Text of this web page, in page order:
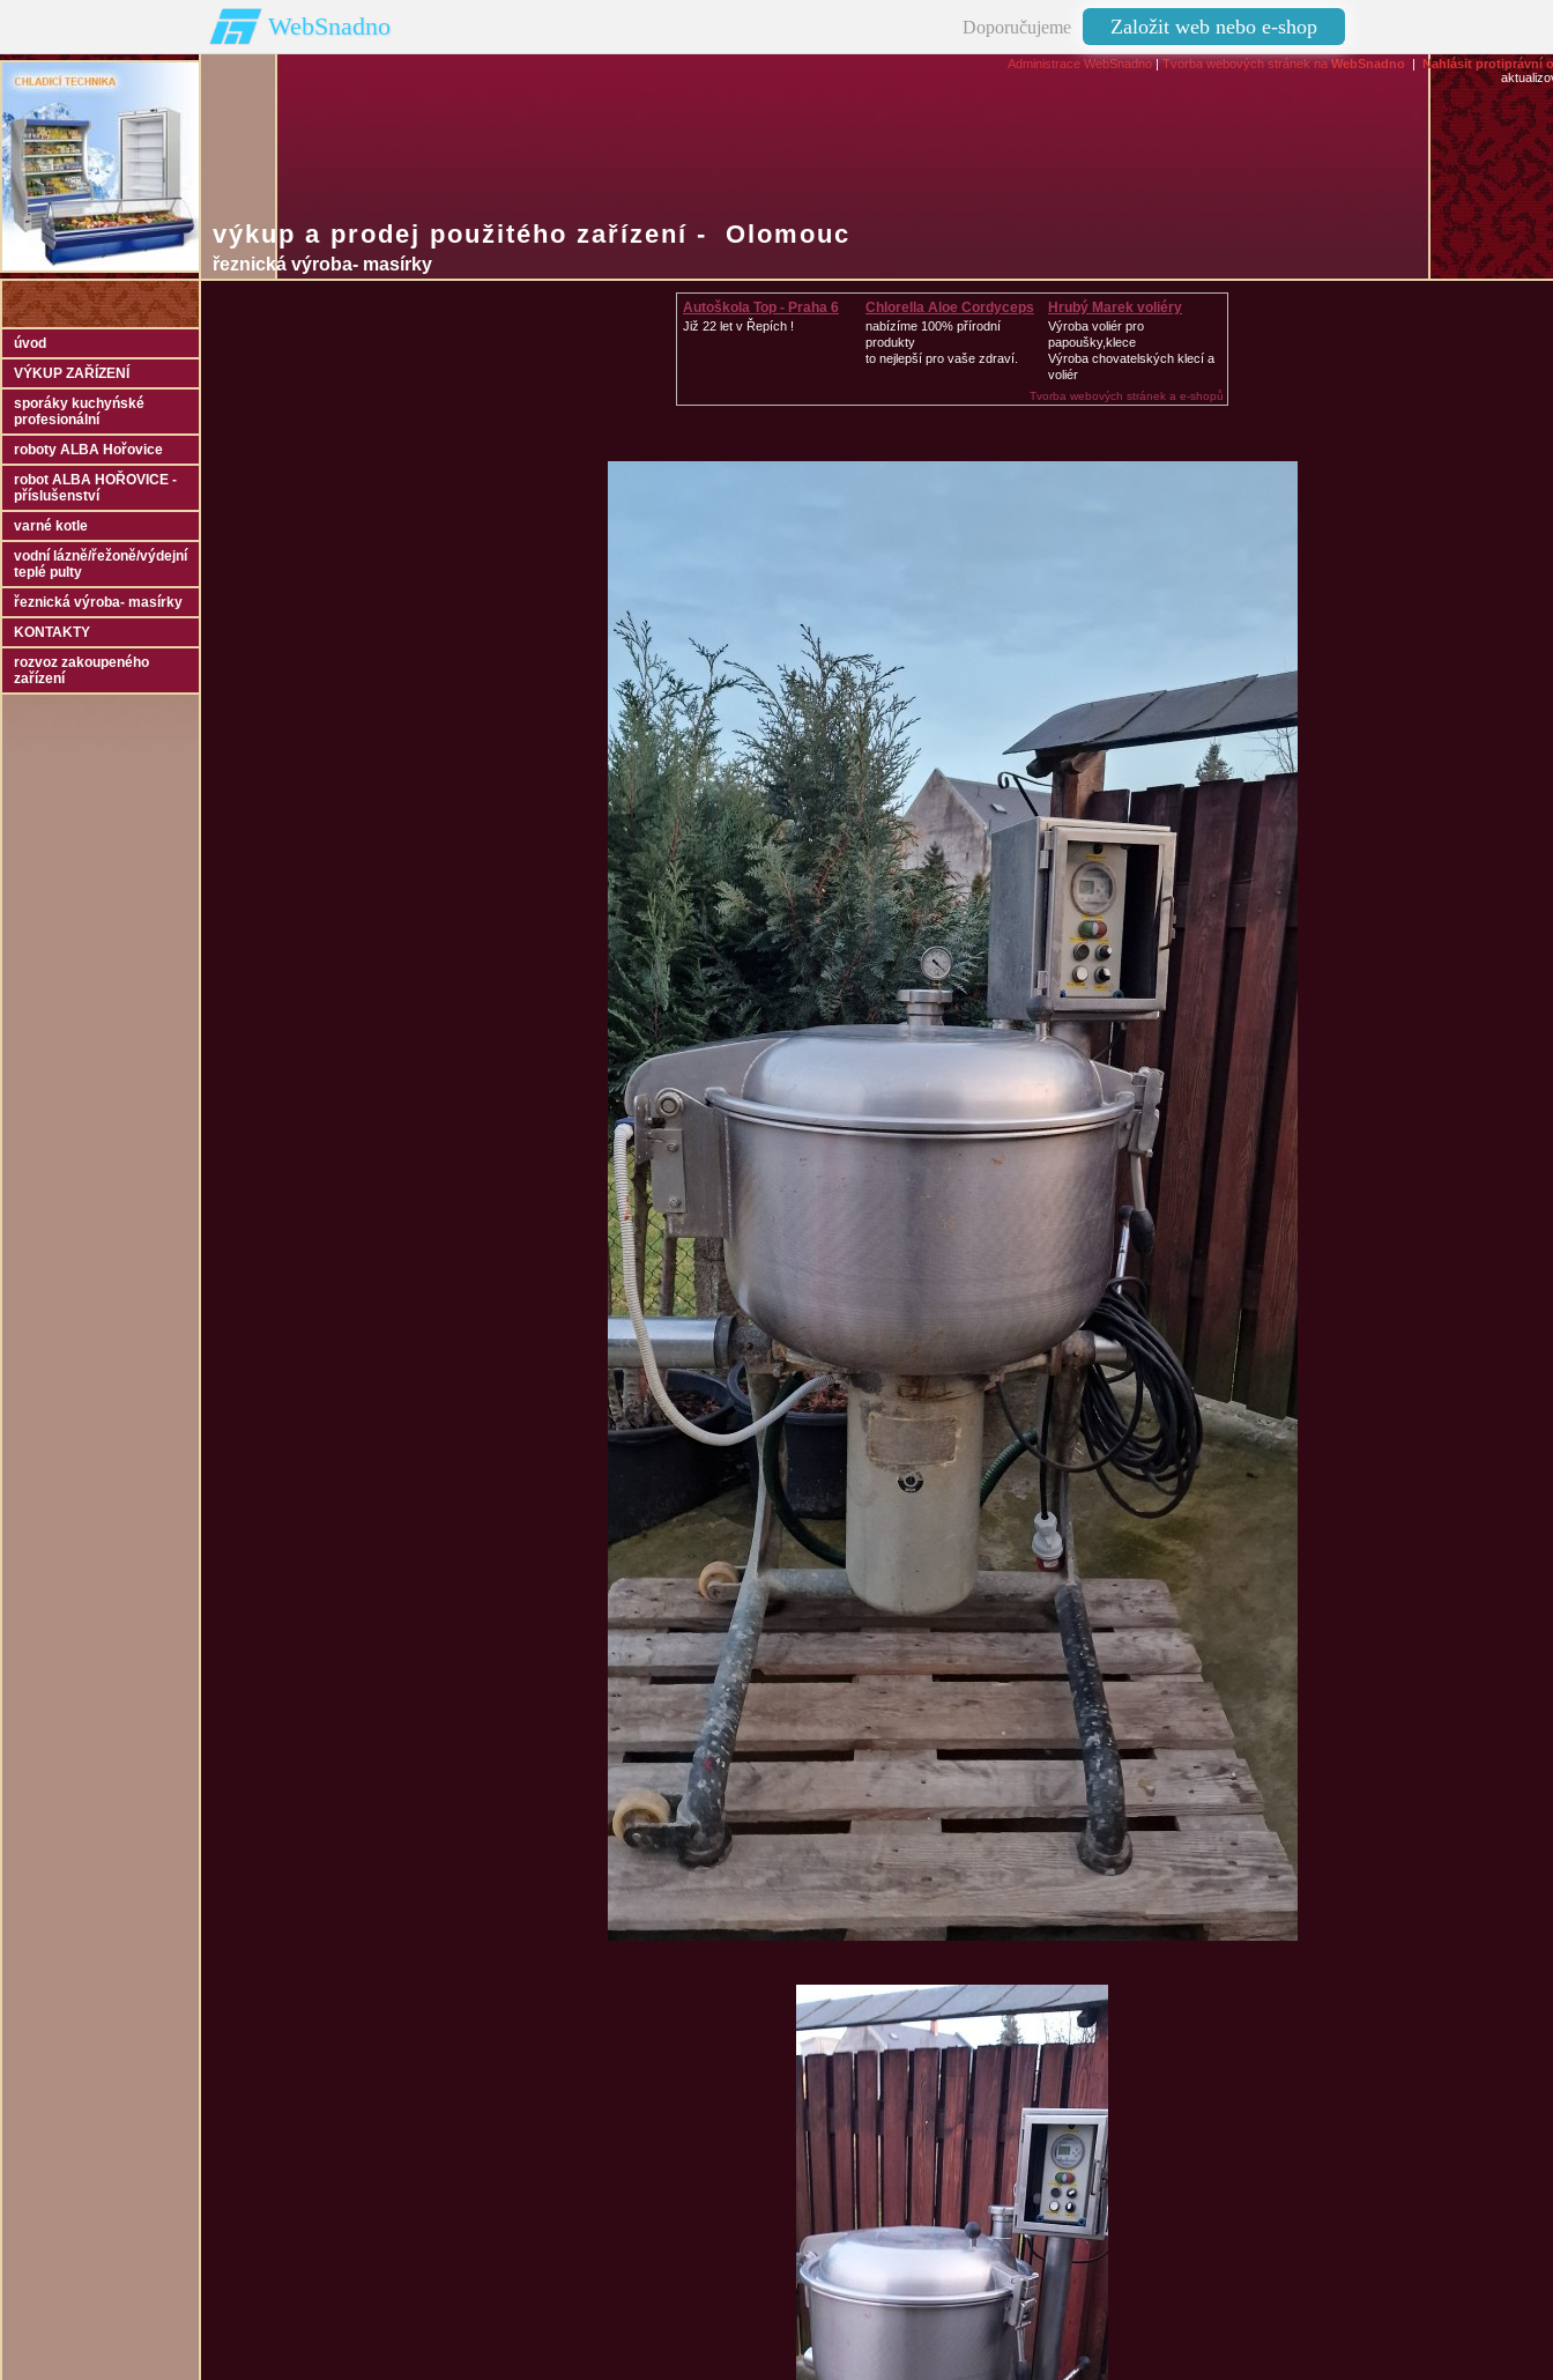
WebSnadno Doporučujeme Založit web nebo e-shop
Administrace WebSnadno|Tvorba webových stránek naWebSnadno | Nahlásit protiprávní
výkup a prodej použitého zařízení - Olomouc
řeznická výroba- masírky
úvod
VÝKUP ZAŘÍZENÍ
sporáky kuchyńské
profesionální
roboty ALBA Hořovice
robot ALBA HOŘOVICE -
příslušenství
varné kotle
vodní lázně/řežoně/výdejní
teplé pulty
řeznická výroba- masírky
KONTAKTY
rozvoz zakoupeného
zařízení
Autoškola Top - Praha 6
Již 22 let v Řepích !
Chlorella Aloe Cordyceps
nabízíme 100% přírodní
produkty
to nejlepší pro vaše zdraví.
Hrubý Marek voliéry
Výroba voliér pro
papoušky,klece
Výroba chovatelských klecí a
voliér
Tvorba webových stránek a e-shopů